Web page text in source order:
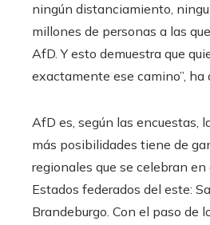
ningún distanciamiento,
millones de personas a las
AfD. Y esto demuestra que
exactamente ese camino”, ha
AfD es, según las encuestas,
más posibilidades tiene de
regionales que se celebran
Estados federados del este:
Brandeburgo. Con el paso de